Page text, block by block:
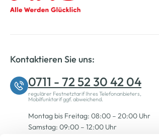
Kontaktieren Sie uns:
0711 - 72 52 30 42 04
regulärer Festnetztarif Ihres Telefonanbieters,
Mobilfunktarif ggf. abweichend.
Montag bis Freitag: 08:00 – 20:00 Uhr
Samstag: 09:00 – 12:00 Uhr